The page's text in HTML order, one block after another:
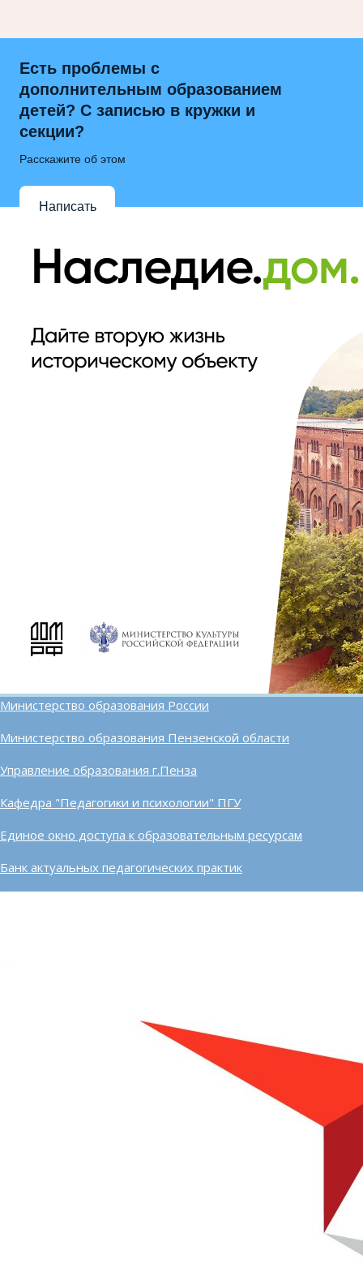
Есть проблемы с
дополнительным образованием
детей? С записью в кружки и
секции?
Расскажите об этом
Написать
Министерство образования России
Министерство образования Пензенской области
Управление образования г.Пенза
Кафедра "Педагогики и психологии" ПГУ
Единое окно доступа к образовательным ресурсам
Банк актуальных педагогических практик